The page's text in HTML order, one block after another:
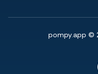
pompy.app ©